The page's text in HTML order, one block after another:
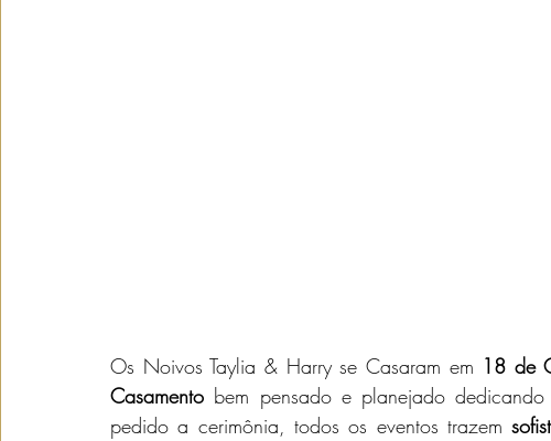
Os Noivos Taylia & Harry se Casaram em 18 de
Casamento bem pensado e planejado
pedido a cerimônia, todos os eventos trazem